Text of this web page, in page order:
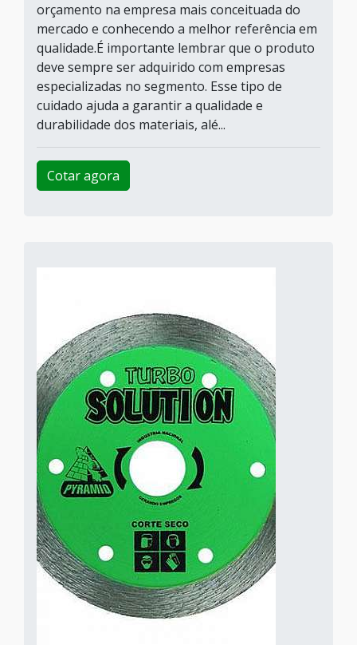
orçamento na empresa mais conceituada do
mercado e conhecendo a melhor referência em
qualidade.É importante lembrar que o produto
deve sempre ser adquirido com empresas
especializadas no segmento. Esse tipo de
cuidado ajuda a garantir a qualidade e
durabilidade dos materiais, alé...
Cotar agora